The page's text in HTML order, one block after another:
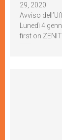
29, 2020
Avviso
Lunedì 4
first on